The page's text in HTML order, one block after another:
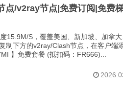
/v2ray节点|免费订阅|免费
15.9M/S，覆盖美国、新加坡、加拿大
制下方的v2ray/Clash节点，在客户端
】免费套餐 (抵扣码：FR666)...